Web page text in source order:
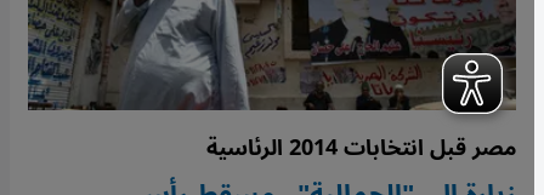
مصر قبل انتخابات 2014 الرئاسية